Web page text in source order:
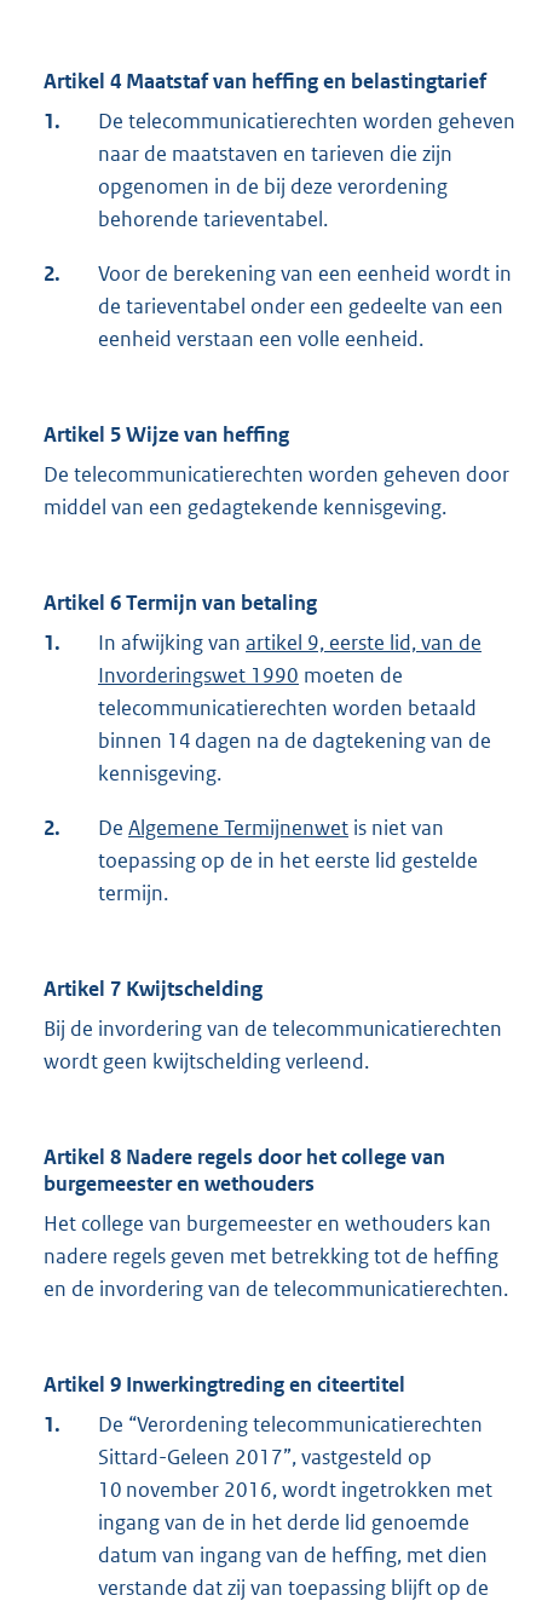
Artikel 4 Maatstaf van heffing en belastingtarief
1.
De telecommunicatierechten worden geheven
naar de maatstaven en tarieven die zijn
opgenomen in de bij deze verordening
behorende tarieventabel.
2.
Voor de berekening van een eenheid wordt in
de tarieventabel onder een gedeelte van een
eenheid verstaan een volle eenheid.
Artikel 5 Wijze van heffing
De telecommunicatierechten worden geheven door
middel van een gedagtekende kennisgeving.
Artikel 6 Termijn van betaling
1.
In afwijking van artikel 9, eerste lid, van de
Invorderingswet 1990 moeten de
telecommunicatierechten worden betaald
binnen 14 dagen na de dagtekening van de
kennisgeving.
2. De Algemene Termijnenwet is niet van
toepassing op de in het eerste lid gestelde
termijn.
Artikel 7 Kwijtschelding
Bij de invordering van de telecommunicatierechten
wordt geen kwijtschelding verleend.
Artikel 8 Nadere regels door het college van
burgemeester en wethouders
Het college van burgemeester en wethouders kan
nadere regels geven met betrekking tot de heffing
en de invordering van de telecommunicatierechten.
Artikel 9 Inwerkingtreding en citeertitel
1.
De “Verordening telecommunicatierechten
Sittard-Geleen 2017”, vastgesteld op
10 november 2016, wordt ingetrokken met
ingang van de in het derde lid genoemde
datum van ingang van de heffing, met dien
verstande dat zij van toepassing blijft op de